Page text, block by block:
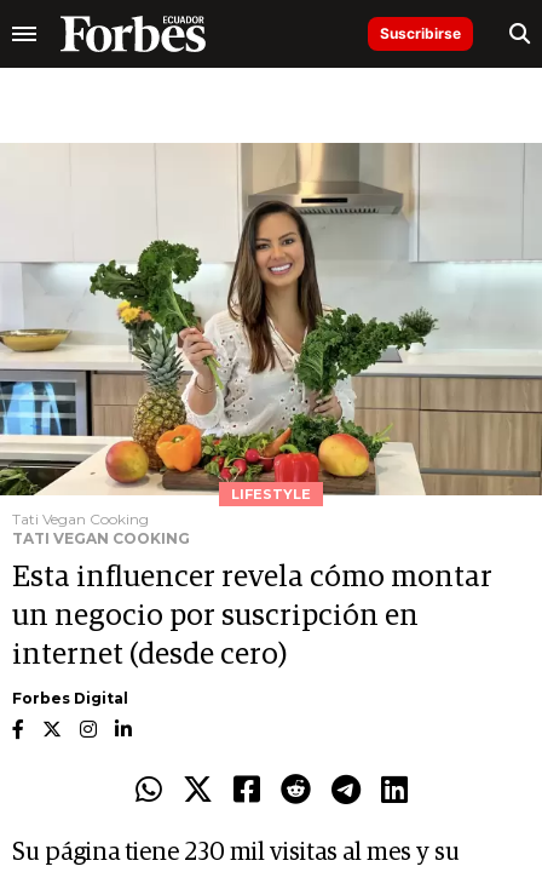
Suscribirse
LIFESTYLE
Tati Vegan Cooking
TATI VEGAN COOKING
Esta influencer revela cómo montar
un negocio por suscripción en
internet (desde cero)
Forbes Digital
Su página tiene 230 mil visitas al mes y su